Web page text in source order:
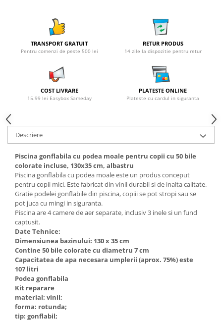
TRANSPORT GRATUIT
Pentru comenzi de peste 500 lei
RETUR PRODUS
14 zile la dispozitie pentru retur
COST LIVRARE
15.99 lei Easybox Sameday
PLATESTE ONLINE
Plateste cu cardul in siguranta
Descriere
Piscina gonflabila cu podea moale pentru copii cu 50 bile
colorate incluse, 130x35 cm, albastru
Piscina gonflabila cu podea moale este un produs conceput
pentru copii mici. Este fabricat din vinil durabil si de inalta calitate.
Gratie podelei gonflabile din piscina, copiii se pot stropi sau se
pot juca cu mingi in siguranta.
Piscina are 4 camere de aer separate, inclusiv 3 inele si un fund
captusit.
Date Tehnice:
Dimensiunea bazinului: 130 x 35 cm
Contine 50 bile colorate cu diametru 7 cm
Capacitatea de apa necesara umplerii (aprox. 75%) este
107 litri
Podea gonflabila
Kit reparare
material: vinil;
forma: rotunda;
tip: gonflabil;